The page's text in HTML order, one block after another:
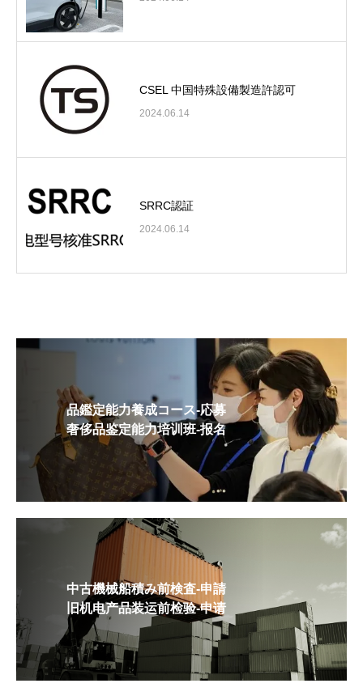
CSEL 中国特殊設備製造許認可
2024.06.14
SRRC認証
2024.06.14
品鑑定能力養成コース-応募
奢侈品鉴定能力培训班-报名
中古機械船積み前検査-申請
旧机电产品装运前检验-申请